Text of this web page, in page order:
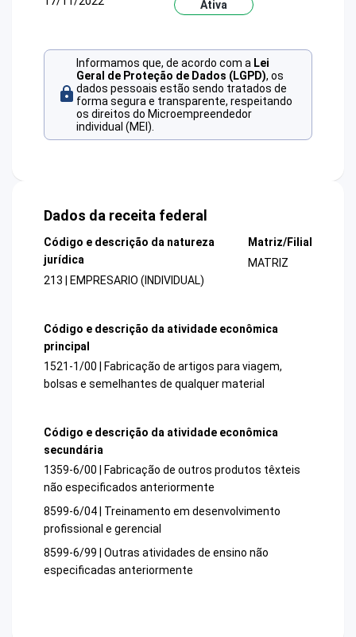
Ativa
Informamos que, de acordo com a Lei
Geral de Proteção de Dados (LGPD), os
dados pessoais estão sendo tratados de
forma segura e transparente, respeitando
os direitos do Microempreendedor
individual (MEI).
Dados da receita federal
Código e descrição da natureza
jurídica
213 | EMPRESARIO (INDIVIDUAL)
Matriz/Filial
MATRIZ
Código e descrição da atividade econômica
principal
1521-1/00 | Fabricação de artigos para viagem,
bolsas e semelhantes de qualquer material
Código e descrição da atividade econômica
secundária
1359-6/00 | Fabricação de outros produtos têxteis
não especificados anteriormente
8599-6/04 | Treinamento em desenvolvimento
profissional e gerencial
8599-6/99 | Outras atividades de ensino não
especificadas anteriormente